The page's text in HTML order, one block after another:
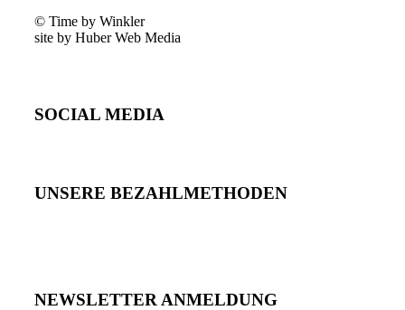
© Time by Winkler
site by Huber Web Media
SOCIAL MEDIA
UNSERE BEZAHLMETHODEN
NEWSLETTER ANMELDUNG